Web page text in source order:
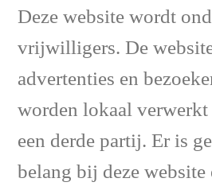
Deze website wordt
vrijwilligers. De
advertenties en
worden lokaal
een derde partij. Er is
belang bij deze website